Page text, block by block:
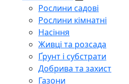
Рослини садові
Рослини кімнатні
Насіння
Живці та розсада
Ґрунт і субстрати
Добрива та захист
Газони